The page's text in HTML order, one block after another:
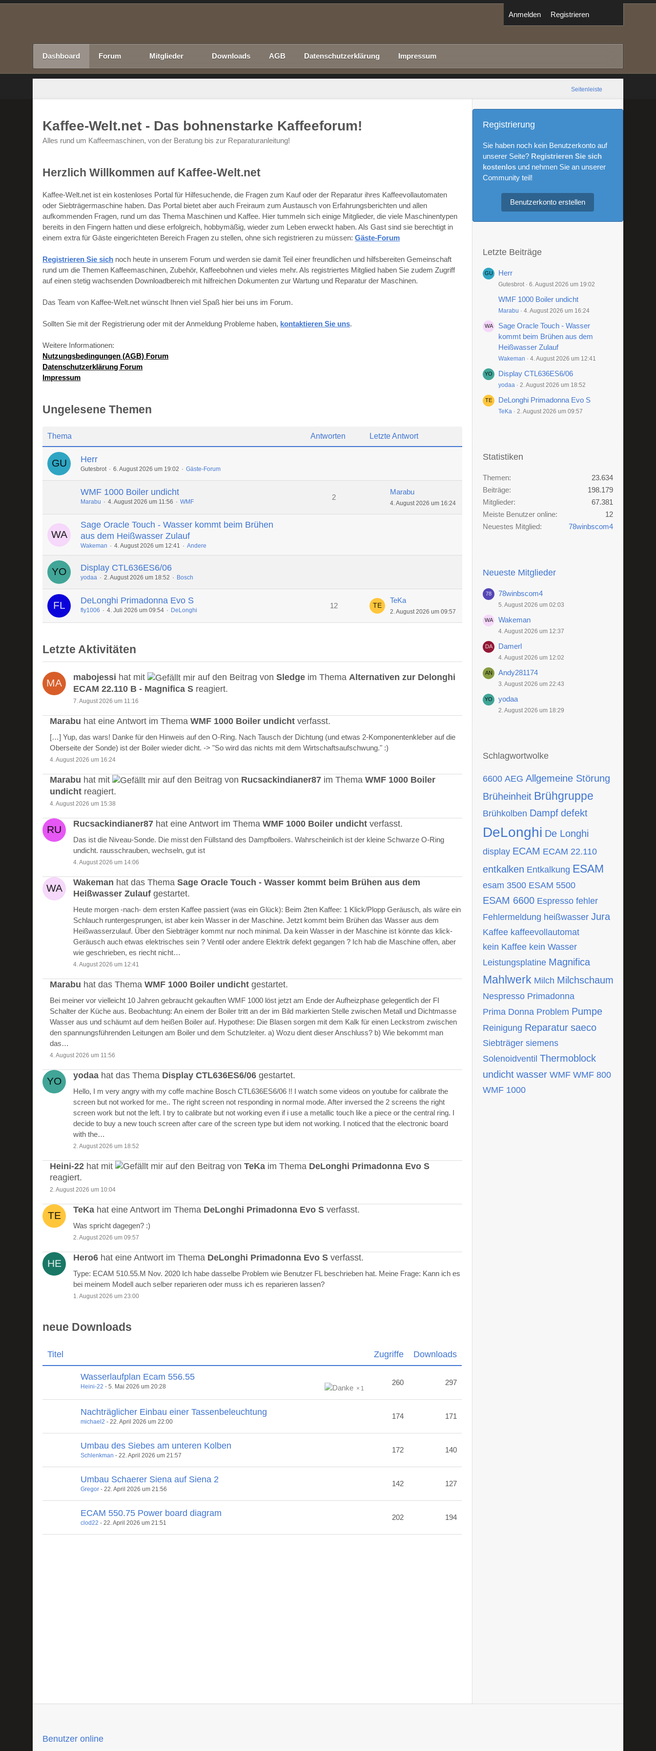
Anmelden Registrieren
Dashboard Forum Mitglieder Downloads AGB Datenschutzerklärung Impressum
Seitenleiste
Kaffee-Welt.net - Das bohnenstarke Kaffeeforum!
Alles rund um Kaffeemaschinen, von der Beratung bis zur Reparaturanleitung!
Herzlich Willkommen auf Kaffee-Welt.net
Kaffee-Welt.net ist ein kostenloses Portal für Hilfesuchende, die Fragen zum Kauf oder der Reparatur ihres Kaffeevollautomaten
oder Siebträgermaschine haben. Das Portal bietet aber auch Freiraum zum Austausch von Erfahrungsberichten und allen
aufkommenden Fragen, rund um das Thema Maschinen und Kaffee. Hier tummeln sich einige Mitglieder, die viele Maschinentypen
bereits in den Fingern hatten und diese erfolgreich, hobbymäßig, wieder zum Leben erweckt haben. Als Gast sind sie berechtigt in
einem extra für Gäste eingerichteten Bereich Fragen zu stellen, ohne sich registrieren zu müssen:Gäste-Forum
Registrieren Sie sich noch heute in unserem Forum und werden sie damit Teil einer freundlichen und hilfsbereiten Gemeinschaft
rund um die Themen Kaffeemaschinen, Zubehör, Kaffeebohnen und vieles mehr. Als registriertes Mitglied haben Sie zudem Zugriff
auf einen stetig wachsenden Downloadbereich mit hilfreichen Dokumenten zur Wartung und Reparatur der Maschinen.
Das Team von Kaffee-Welt.net wünscht Ihnen viel Spaß hier bei uns im Forum.
Sollten Sie mit der Registrierung oder mit der Anmeldung Probleme haben, kontaktieren Sie uns.
Weitere Informationen:
Nutzungsbedingungen (AGB) Forum
Datenschutzerklärung Forum
Impressum
Ungelesene Themen
Thema Antworten Letzte Antwort
Herr
Gutesbrot 6. August 2026 um 19:02 Gäste-Forum
WMF 1000 Boiler undicht
Marabu 4. August 2026 um 11:56 WMF
2
Marabu
4. August 2026 um 16:24
Sage Oracle Touch - Wasser kommt beim Brühen
aus dem Heißwasser Zulauf
Wakeman 4. August 2026 um 12:41 Andere
Display CTL636ES6/06
yodaa 2. August 2026 um 18:52 Bosch
DeLonghi Primadonna Evo S
fly1006 4. Juli 2026 um 09:54 DeLonghi
12
TeKa
2. August 2026 um 09:57
Letzte Aktivitäten
mabojessi hat mit auf den Beitrag vonSledge im ThemaAlternativen zur Delonghi
ECAM 22.110 B - Magnifica S reagiert.
7. August 2026 um 11:16
Marabu hat eine Antwort im ThemaWMF 1000 Boiler undicht verfasst.
[…] Yup, das wars! Danke für den Hinweis auf den O-Ring. Nach Tausch der Dichtung (und etwas 2-Komponentenkleber auf die
Oberseite der Sonde) ist der Boiler wieder dicht. -> "So wird das nichts mit dem Wirtschaftsaufschwung." :)
4. August 2026 um 16:24
Marabu hat mit auf den Beitrag von Rucsackindianer87 im ThemaWMF 1000 Boiler
undicht reagiert.
4. August 2026 um 15:38
Rucsackindianer87 hat eine Antwort im ThemaWMF 1000 Boiler undicht verfasst.
Das ist die Niveau-Sonde. Die misst den Füllstand des Dampfboilers. Wahrscheinlich ist der kleine Schwarze O-Ring
undicht. rausschrauben, wechseln, gut ist
4. August 2026 um 14:06
Wakeman hat das ThemaSage Oracle Touch - Wasser kommt beim Brühen aus dem
Heißwasser Zulauf gestartet.
Heute morgen -nach- dem ersten Kaffee passiert (was ein Glück): Beim 2ten Kaffee: 1 Klick/Plopp Geräusch, als wäre ein
Schlauch runtergesprungen, ist aber kein Wasser in der Maschine. Jetzt kommt beim Brühen das Wasser aus dem
Heißwasserzulauf. Über den Siebträger kommt nur noch minimal. Da kein Wasser in der Maschine ist könnte das klick-
Geräusch auch etwas elektrisches sein ? Ventil oder andere Elektrik defekt gegangen ? Ich hab die Maschine offen, aber
wie geschrieben, es riecht nicht…
4. August 2026 um 12:41
Marabu hat das ThemaWMF 1000 Boiler undicht gestartet.
Bei meiner vor vielleicht 10 Jahren gebraucht gekauften WMF 1000 löst jetzt am Ende der Aufheizphase gelegentlich der FI
Schalter der Küche aus. Beobachtung: An einem der Boiler tritt an der im Bild markierten Stelle zwischen Metall und Dichtmasse
Wasser aus und schäumt auf dem heißen Boiler auf. Hypothese: Die Blasen sorgen mit dem Kalk für einen Leckstrom zwischen
den spannungsführenden Leitungen am Boiler und dem Schutzleiter. a) Wozu dient dieser Anschluss? b) Wie bekommt man
das…
4. August 2026 um 11:56
yodaa hat das Thema Display CTL636ES6/06 gestartet.
Hello, I m very angry with my coffe machine Bosch CTL636ES6/06 !! I watch some videos on youtube for calibrate the
screen but not worked for me.. The right screen not responding in normal mode. After inversed the 2 screens the right
screen work but not the left. I try to calibrate but not working even if i use a metallic touch like a piece or the central ring. I
decide to buy a new touch screen after care of the screen type but idem not working. I noticed that the electronic board
with the…
2. August 2026 um 18:52
Heini-22 hat mit auf den Beitrag vonTeKa im Thema DeLonghi Primadonna Evo S
reagiert.
2. August 2026 um 10:04
TeKa hat eine Antwort im Thema DeLonghi Primadonna Evo S verfasst.
Was spricht dagegen? :)
2. August 2026 um 09:57
Hero6 hat eine Antwort im Thema DeLonghi Primadonna Evo S verfasst.
Type: ECAM 510.55.M Nov. 2020 Ich habe dasselbe Problem wie Benutzer FL beschrieben hat. Meine Frage: Kann ich es
bei meinem Modell auch selber reparieren oder muss ich es reparieren lassen?
1. August 2026 um 23:00
neue Downloads
Titel Zugriffe Downloads
Wasserlaufplan Ecam 556.55
1
Heini-22 -5. Mai 2026 um 20:28 260 297
Nachträglicher Einbau einer Tassenbeleuchtung
michael2 -22. April 2026 um 22:00
174 171
Umbau des Siebes am unteren Kolben
Schlenkman -22. April 2026 um 21:57
172 140
Umbau Schaerer Siena auf Siena 2
Gregor -22. April 2026 um 21:56
142 127
ECAM 550.75 Power board diagram
clod22 -22. April 2026 um 21:51
202 194
Registrierung
Sie haben noch kein Benutzerkonto auf
unserer Seite? Registrieren Sie sich
kostenlosund nehmen Sie an unserer
Community teil!
Benutzerkonto erstellen
Letzte Beiträge
Herr
Gutesbrot 6. August 2026 um 19:02
WMF 1000 Boiler undicht
Marabu 4. August 2026 um 16:24
Sage Oracle Touch - Wasser
kommt beim Brühen aus dem
Heißwasser Zulauf
Wakeman 4. August 2026 um 12:41
Display CTL636ES6/06
yodaa 2. August 2026 um 18:52
DeLonghi Primadonna Evo S
TeKa 2. August 2026 um 09:57
Statistiken
Themen
23.634
Beiträge
198.179
Mitglieder
67.381
Meiste Benutzer online
12
Neuestes Mitglied
78winbscom4
Neueste Mitglieder
78winbscom4
5. August 2026 um 02:03
Wakeman
4. August 2026 um 12:37
Damerl
4. August 2026 um 12:02
Andy281174
3. August 2026 um 22:43
yodaa
2. August 2026 um 18:29
Schlagwortwolke
6600 AEG Allgemeine Störung
Brüheinheit Brühgruppe
Brühkolben Dampf defekt
DeLonghi De Longhi
display ECAM ECAM 22.110
entkalken Entkalkung ESAM
esam 3500 ESAM 5500
ESAM 6600 Espresso fehler
Fehlermeldung heißwasser Jura
Kaffee kaffeevollautomat
kein Kaffee kein Wasser
Leistungsplatine Magnifica
Mahlwerk Milch Milchschaum
Nespresso Primadonna
Prima Donna Problem Pumpe
Reinigung Reparatur saeco
Siebträger siemens
Solenoidventil Thermoblock
undicht wasser WMF WMF 800
WMF 1000
Benutzer online